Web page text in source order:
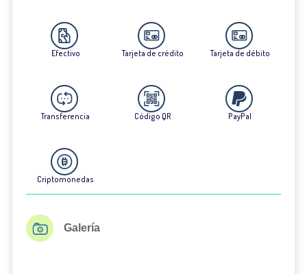
Efectivo Tarjeta de crédito Tarjeta de débito
Transferencia Código QR PayPal
Criptomonedas
Galería